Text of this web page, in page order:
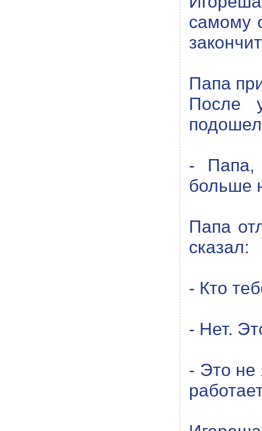
самому
Папа
После
- Папа,
больше
Папа
сказал:
- Кто
- Нет.
- Это не